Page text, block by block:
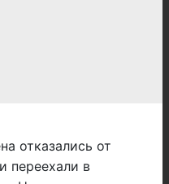
отказались от
переехали в